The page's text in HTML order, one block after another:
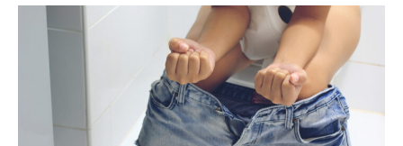
Subscription Plans